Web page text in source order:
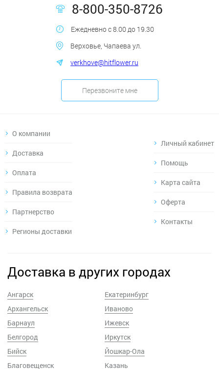
8-800-350-8726
Ежедневно с 8.00 до 19.30
Верховье, Чапаева ул.
verkhove@hitflower.ru
Перезвоните мне
О компании
Доставка
Оплата
Правила возврата
Партнерство
Регионы доставки
Личный кабинет
Помощь
Карта сайта
Оферта
Контакты
Доставка в других городах
Ангарск
Архангельск
Барнаул
Белгород
Бийск
Благовещенск
Екатеринбург
Иваново
Ижевск
Иркутск
Йошкар-Ола
Казань